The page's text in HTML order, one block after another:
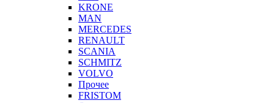
KRONE
MAN
MERCEDES
RENAULT
SCANIA
SCHMITZ
VOLVO
Прочее
FRISTOM